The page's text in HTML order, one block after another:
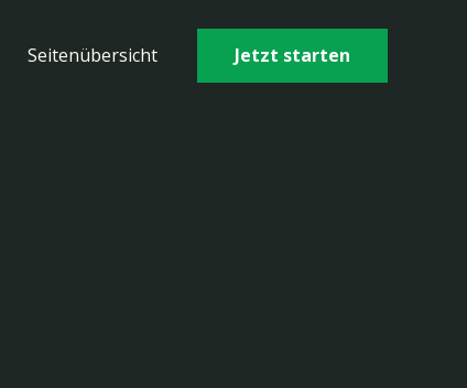
Seitenübersicht Jetzt starten